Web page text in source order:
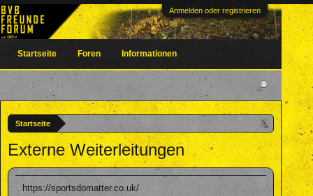
Anmelden oder registrieren
Startseite
Externe Weiterleitungen
https://sportsdomatter.co.uk/
Startseite Foren Informationen